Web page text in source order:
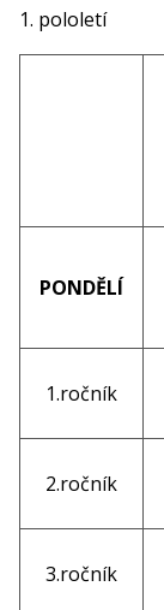
1. pololetí
PONDĚLÍ
1.ročník
2.ročník
3.ročník